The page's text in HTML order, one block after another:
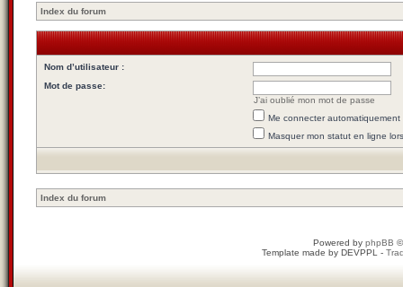
Index du forum
Nom d’utilisateur :
Mot de passe:
J’ai oublié mon mot de passe
Me connecter
Masquer mon statut en ligne
Index du forum
Powered by phpBB
Template made by DEVPPL -